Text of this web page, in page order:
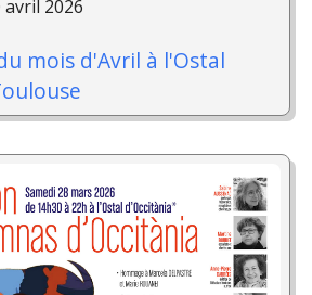
avril 2026
mois d'Avril à l'Ostal